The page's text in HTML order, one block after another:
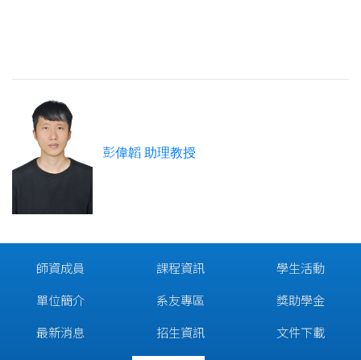
彭偉韜 助理教授
師資成員
單位簡介
最新消息
課程資訊
系友專區
招生資訊
學生活動
獎助學金
文件下載